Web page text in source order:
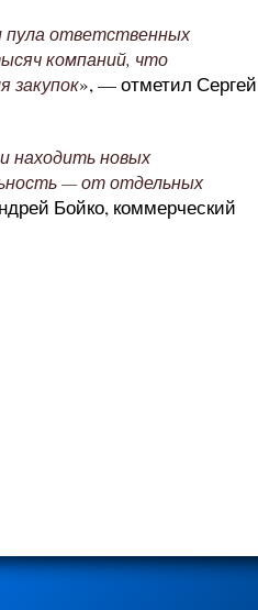
пула ответственных
компаний, что
закупок», — отметил Сергей
находить новых
— от отдельных
Бойко, коммерческий